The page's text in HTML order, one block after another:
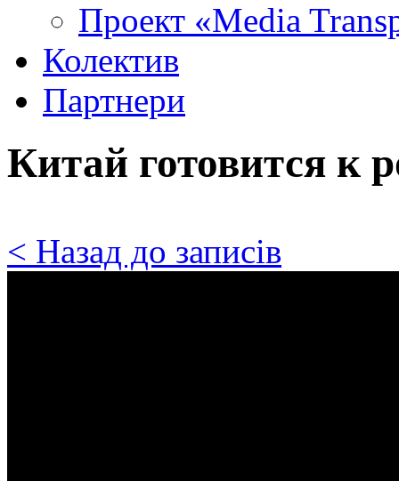
Проект «Media
Колектив
Партнери
Китай готовится к
< Назад до записів